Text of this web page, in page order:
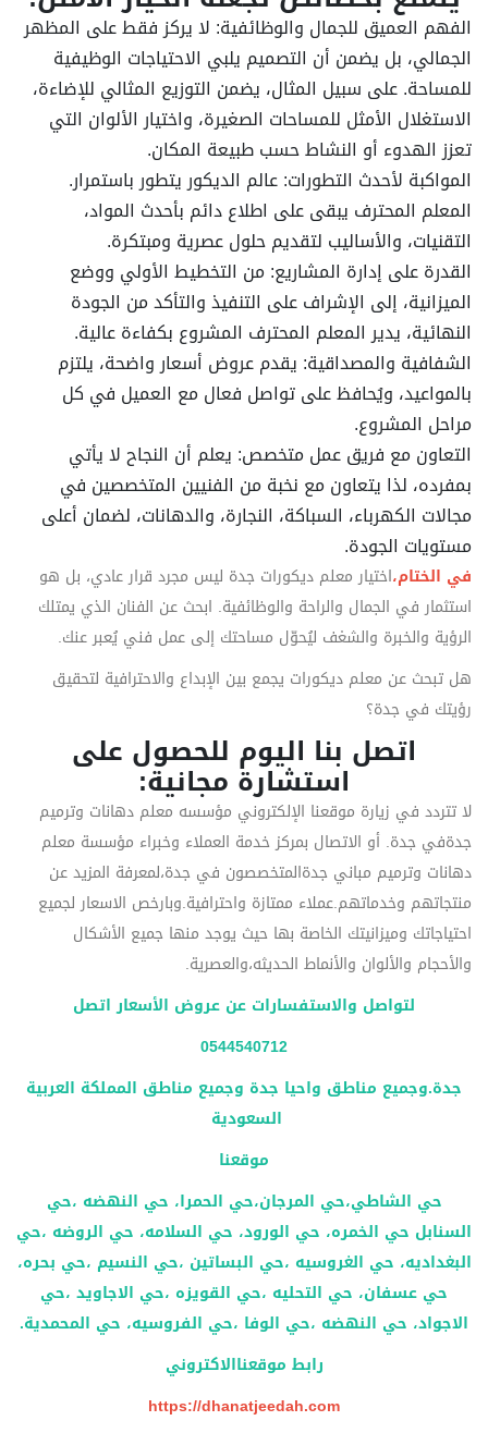
الفهم العميق للجمال والوظائفية: لا يركز فقط على المظهر
الجمالي، بل يضمن أن التصميم يلبي الاحتياجات الوظيفية
للمساحة. على سبيل المثال، يضمن التوزيع المثالي للإضاءة،
الاستغلال الأمثل للمساحات الصغيرة، واختيار الألوان التي
تعزز الهدوء أو النشاط حسب طبيعة المكان.
المواكبة لأحدث التطورات: عالم الديكور يتطور باستمرار.
المعلم المحترف يبقى على اطلاع دائم بأحدث المواد،
التقنيات، والأساليب لتقديم حلول عصرية ومبتكرة.
القدرة على إدارة المشاريع: من التخطيط الأولي ووضع
الميزانية، إلى الإشراف على التنفيذ والتأكد من الجودة
النهائية، يدير المعلم المحترف المشروع بكفاءة عالية.
الشفافية والمصداقية: يقدم عروض أسعار واضحة، يلتزم
بالمواعيد، ويُحافظ على تواصل فعال مع العميل في كل
مراحل المشروع.
التعاون مع فريق عمل متخصص: يعلم أن النجاح لا يأتي
بمفرده، لذا يتعاون مع نخبة من الفنيين المتخصصين في
مجالات الكهرباء، السباكة، النجارة، والدهانات، لضمان أعلى
مستويات الجودة.
في الختام،اختيار معلم ديكورات جدة ليس مجرد قرار عادي، بل هو
استثمار في الجمال والراحة والوظائفية. ابحث عن الفنان الذي يمتلك
الرؤية والخبرة والشغف ليُحوّل مساحتك إلى عمل فني يُعبر عنك.
هل تبحث عن معلم ديكورات يجمع بين الإبداع والاحترافية لتحقيق
رؤيتك في جدة؟
اتصل بنا اليوم للحصول على
استشارة مجانية:
لا تتردد في زيارة موقعنا الإلكتروني مؤسسه معلم دهانات وترميم
جدةفي جدة. أو الاتصال بمركز خدمة العملاء وخبراء مؤسسة معلم
دهانات وترميم مباني جدةالمتخصصون في جدة،لمعرفة المزيد عن
منتجاتهم وخدماتهم.عملاء ممتازة واحترافية.وبارخص الاسعار لجميع
احتياجاتك وميزانيتك الخاصة بها حيث يوجد منها جميع الأشكال
والأحجام والألوان والأنماط الحديثه،والعصرية.
لتواصل والاستفسارات عن عروض الأسعار اتصل
‎0544540712
جدة.وجميع مناطق واحيا جدة وجميع مناطق المملكة العربية
السعودية
موقعنا
حي الشاطي،حي المرجان،حي الحمرا، حي النهضه ،حي
السنابل حي الخمره، حي الورود، حي السلامه، حي الروضه ،حي
البغداديه، حي الغروسيه ،حي البساتين ،حي النسيم ،حي بحره،
حي عسفان، حي التحليه ،حي القويزه ،حي الاجاويد ،حي
الاجواد، حي النهضه ،حي الوفا ،حي الفروسيه، حي المحمدية.
رابط موقعناالاكتروني
https://dhanatjeedah.com